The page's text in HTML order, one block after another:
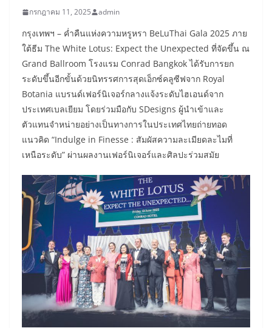
กรกฎาคม 11, 2025 admin
​กรุงเทพฯ – ค่ำคืนแห่งความหรูหรา BeLuThai Gala 2025 ภาย
ใต้ธีม The White Lotus: Expect the Unexpected ที่จัดขึ้น ณ
Grand Ballroom โรงแรม Conrad Bangkok ได้รับการยก
ระดับขึ้นอีกขั้นด้วยนิทรรศการสุดเอ็กซ์คลูซีฟจาก Royal
Botania แบรนด์เฟอร์นิเจอร์กลางแจ้งระดับไฮเอนด์จาก
ประเทศเบลเยียม โดยร่วมมือกับ SDesigns ผู้นำเข้าและ
ตัวแทนจำหน่ายอย่างเป็นทางการในประเทศไทยถ่ายทอด
แนวคิด “Indulge in Finesse : สัมผัสความละเมียดละไมที่
เหนือระดับ” ผ่านผลงานเฟอร์นิเจอร์และศิลปะร่วมสมัย